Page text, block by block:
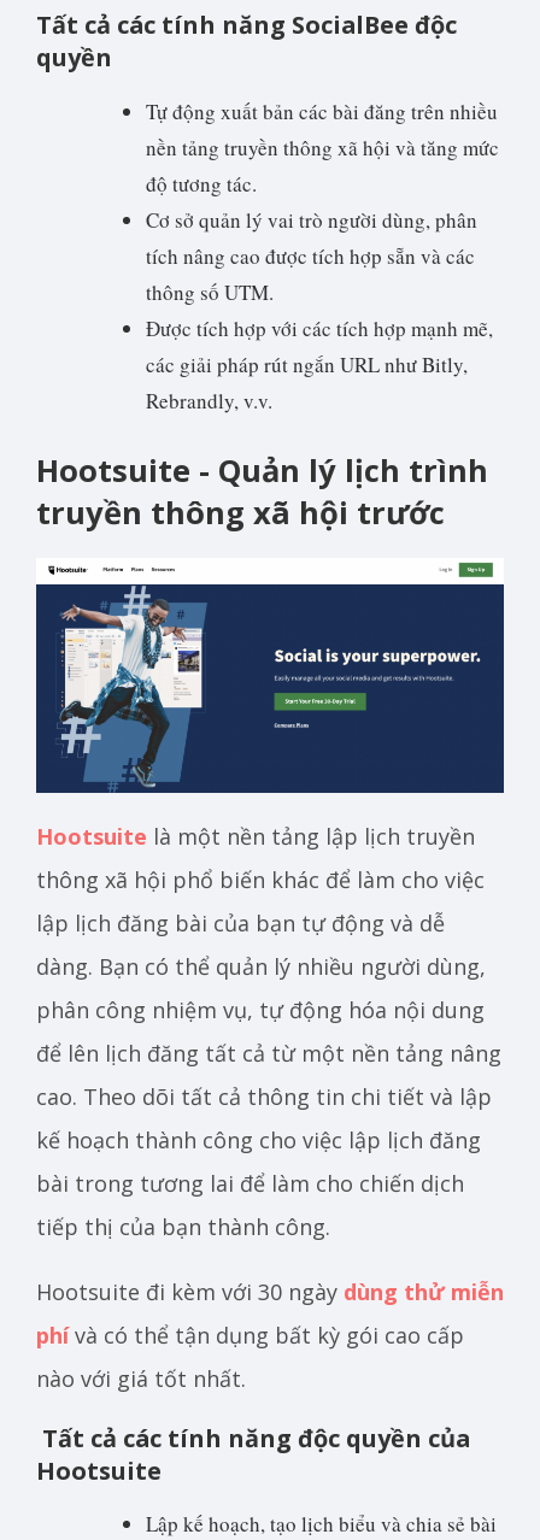
Tất cả các tính năng SocialBee độc
quyền
Tự động xuất bản các bài đăng trên nhiều
nền tảng truyền thông xã hội và tăng mức
độ tương tác.
Cơ sở quản lý vai trò người dùng, phân
tích nâng cao được tích hợp sẵn và các
thông số UTM.
Được tích hợp với các tích hợp mạnh mẽ,
các giải pháp rút ngắn URL như Bitly,
Rebrandly, v.v.
Hootsuite - Quản lý lịch trình
truyền thông xã hội trước
Hootsuite là một nền tảng lập lịch truyền
thông xã hội phổ biến khác để làm cho việc
lập lịch đăng bài của bạn tự động và dễ
dàng. Bạn có thể quản lý nhiều người dùng,
phân công nhiệm vụ, tự động hóa nội dung
để lên lịch đăng tất cả từ một nền tảng nâng
cao. Theo dõi tất cả thông tin chi tiết và lập
kế hoạch thành công cho việc lập lịch đăng
bài trong tương lai để làm cho chiến dịch
tiếp thị của bạn thành công.
Hootsuite đi kèm với 30 ngày dùng thử miễn
phí và có thể tận dụng bất kỳ gói cao cấp
nào với giá tốt nhất.
Tất cả các tính năng độc quyền của
Hootsuite
Lập kế hoạch, tạo lịch biểu và chia sẻ bài